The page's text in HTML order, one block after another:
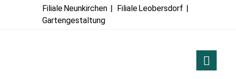
FilialeNeunkirchen | FilialeLeobersdorf |
Gartengestaltung
